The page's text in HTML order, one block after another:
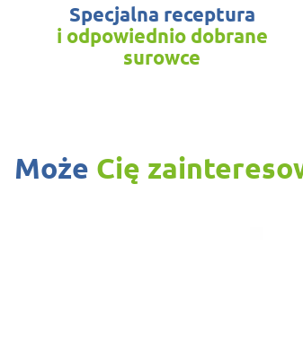
Specjalna receptura
i odpowiednio dobrane
surowce
Może Cię